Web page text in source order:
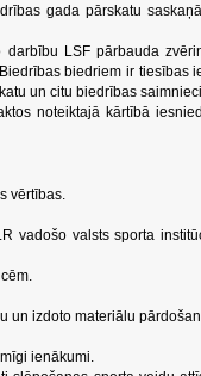
gada pārskatu
LSF pārbauda
biedriem ir tiesības
un citu biedrības
noteiktajā kārtībā
vērtības.
vadošo valsts sporta
un izdoto materiālu
ienākumi.